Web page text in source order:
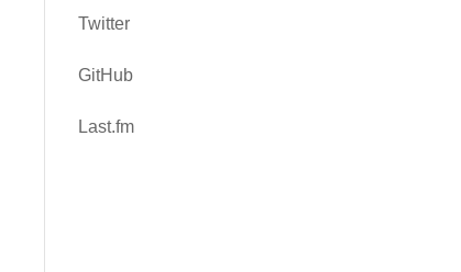
Twitter
GitHub
Last.fm